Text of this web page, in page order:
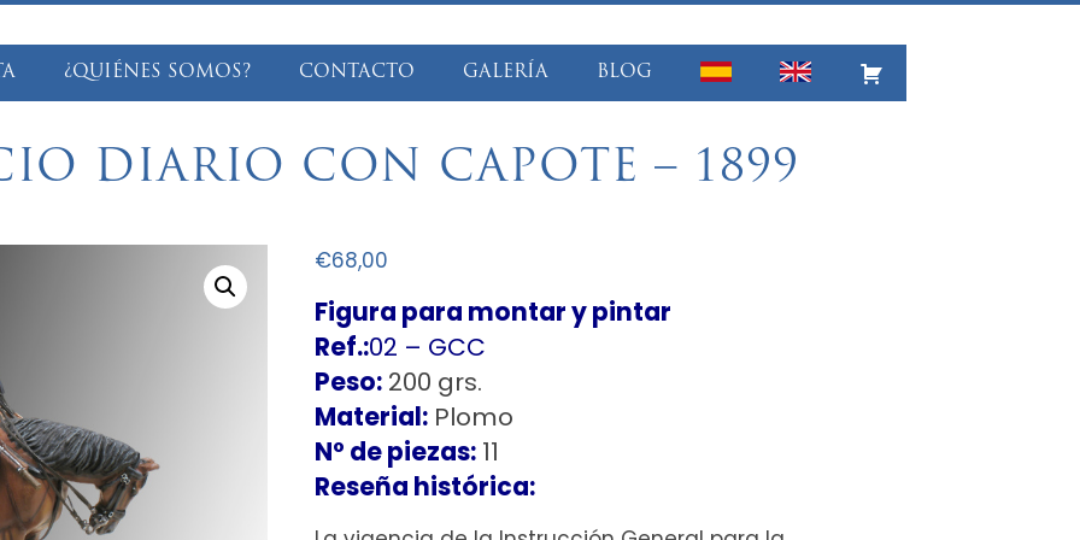
¿QUIÉNES SOMOS? CONTACTO GALERÍA BLOG
DIARIO CON CAPOTE – 1899
€68,00
Figura para montar y pintar
Ref.:02 – GCC
Peso: 200 grs.
Material: Plomo
Nº de piezas: 11
Reseña histórica: